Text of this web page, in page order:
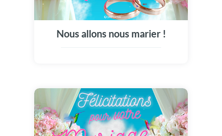
Nous allons nous marier !